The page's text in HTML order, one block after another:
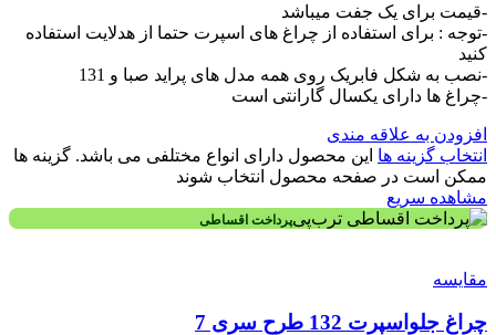
-قیمت برای یک جفت میباشد
-توجه : برای استفاده از چراغ های اسپرت حتما از هدلایت استفاده
کنید
-نصب به شکل فابریک روی همه مدل های پراید صبا و 131
-چراغ ها دارای یکسال گارانتی است
افزودن به علاقه مندی
انتخاب گزینه ها این محصول دارای انواع مختلفی می باشد. گزینه ها
ممکن است در صفحه محصول انتخاب شوند
مشاهده سریع
پرداخت اقساطی
مقایسه
چراغ جلواسپرت 132 طرح سری 7